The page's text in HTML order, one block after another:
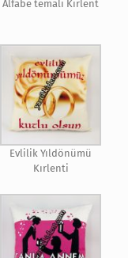
Alfabe temalı Kırlent
Evlilik Yıldönümü
Kırlenti